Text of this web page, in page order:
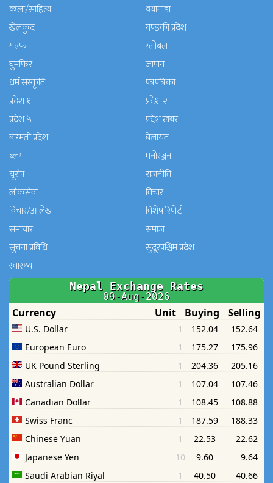
कला/साहित्य
क्यानाडा
खेलकुद
गण्डकी प्रदेश
गल्फ
ग्लोबल
घुमफिर
जापान
धर्म संस्कृति
पत्रपत्रिका
प्रदेश १
प्रदेश २
प्रदेश ५
प्रदेश खबर
बाग्मती प्रदेश
बेलायत
ब्लग
मनाेरञ्जन
यूरोप
राजनीति
लोकसेवा
विचार
विचार/आलेख
विशेष रिपोर्ट
समाचार
समाज
सुचना प्रविधि
सुदूरपश्चिम प्रदेश
स्वास्थ्य